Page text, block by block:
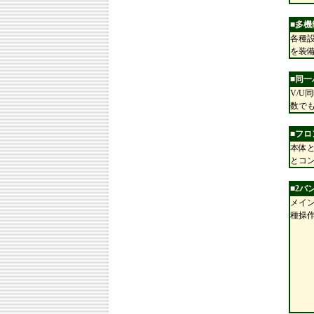
■多機
各種
を装
■同一
V/U
数で
■フロ
本体
とコ
■2バ
メイ
種操